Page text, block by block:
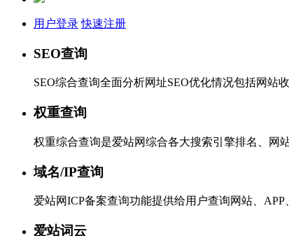
用户登录 快速注册
SEO查询
SEO综合查询全面分析网址SEO优化情况包括网站
权重查询
权重综合查询是爱站网综合各大搜索引擎排名、网
域名/IP查询
爱站网ICP备案查询功能提供给用户查询网站、
爱站词云